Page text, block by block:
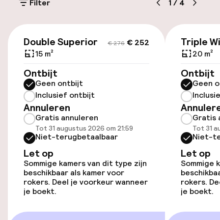
(buiten)
Openbaar parkeren
Transferservice
Toegankelijkheid
Overal rolstoeltoegankelijk
Lift
Filter 1 / 4
€ 276 € 252
Double Superior
15 m²
Ontbijt
Geen ontbijt
Inclusief ontbijt
Annuleren
Gratis annuleren
Tot 31 augustus 2026 om 21:59
Niet-terugbetaalbaar
Let op
Sommige kamers van dit type zijn
beschikbaar als kamer voor
rokers. Deel je voorkeur wanneer
je boekt.
Triple
20 m²
Ontbijt
Geen
Gratis
Tot 31
Niet-
Let op
Sommige
rokers.
je boekt.